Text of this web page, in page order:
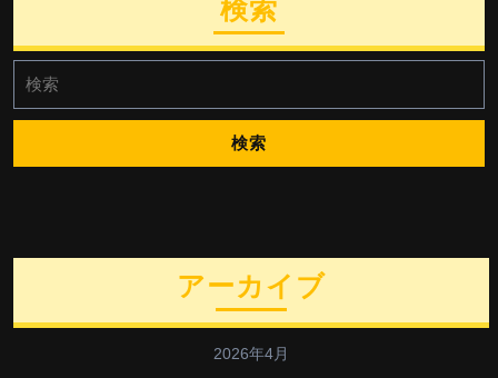
検索
索:
アーカイブ
2026年4月